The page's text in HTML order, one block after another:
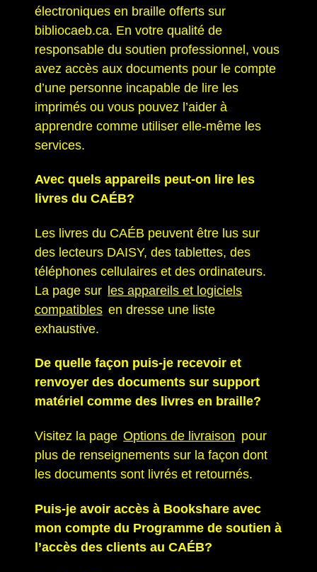
électroniques en braille offerts sur
bibliocaeb.ca. En votre qualité de
responsable du soutien professionnel, vous
avez accès aux documents pour le compte
d’une personne incapable de lire les
imprimés ou vous pouvez l’aider à
apprendre comme utiliser elle-même les
services.
Avec quels appareils peut-on lire les
livres du CAÉB?
Les livres du CAÉB peuvent être lus sur
des lecteurs DAISY, des tablettes, des
téléphones cellulaires et des ordinateurs.
La page sur les appareils et logiciels
compatibles en dresse une liste
exhaustive.
De quelle façon puis-je recevoir et
renvoyer des documents sur support
matériel comme des livres en braille?
Visitez la page Options de livraison pour
plus de renseignements sur la façon dont
les documents sont livrés et retournés.
Puis-je avoir accès à Bookshare avec
mon compte du Programme de soutien à
l’accès des clients au CAÉB?